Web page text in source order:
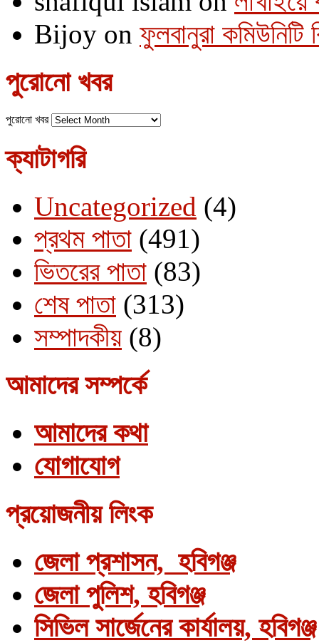
Bijoy on ফুলবানুরা
পুরোনো খবর
পুরোনো খবর
ক্যাটাগরি
Uncategorized (4)
প্রথম পাতা (491)
ভিতরের পাতা (83)
শেষ পাতা (313)
সম্পাদকীয় (8)
আমাদের সম্পর্কে
আমাদের কথা
যোগাযোগ
প্রয়োজনীয় লিংক
জেলা প্রশাসন, হবিগঞ্জ
জেলা পুলিশ, হবিগঞ্জ
সিভিল সার্জেনের কার্যালয়, হবিগঞ্জ